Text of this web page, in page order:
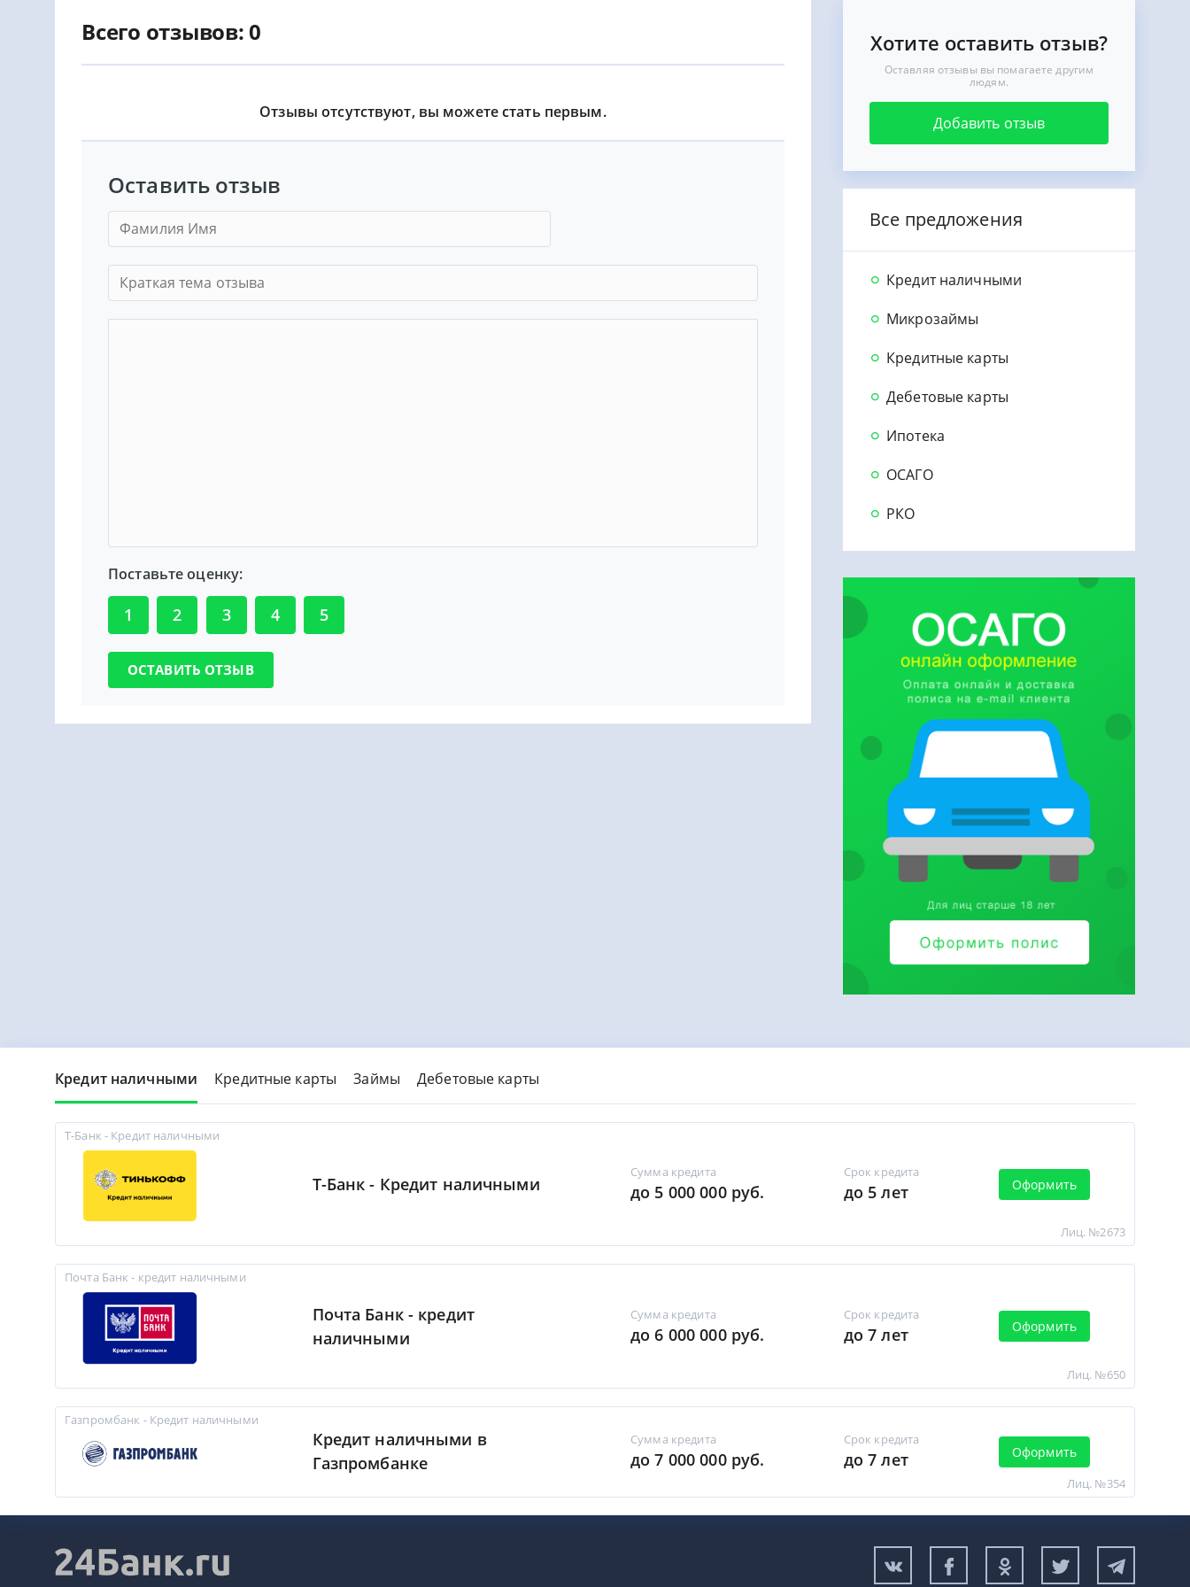
Всего отзывов: 0
Отзывы отсутствуют, вы можете стать первым.
Оставить отзыв
Поставьте оценку:
1 2 3 4 5
Хотите оставить отзыв?
Оставляя отзывы вы помагаете другим
людям.
Добавить отзыв
Все предложения
Кредит наличными
Микрозаймы
Кредитные карты
Дебетовые карты
Ипотека
ОСАГО
РКО
Кредит наличными Кредитные карты Займы Дебетовые карты
Т-Банк - Кредит наличными
Т-Банк - Кредит наличными
Сумма кредита
до 5 000 000 руб.
Срок кредита
до 5 лет Оформить
Лиц. №2673
Почта Банк - кредит наличными
Почта Банк - кредит
наличными
Сумма кредита
до 6 000 000 руб.
Срок кредита
до 7 лет Оформить
Лиц. №650
Газпромбанк - Кредит наличными
Кредит наличными в
Газпромбанке
Сумма кредита
до 7 000 000 руб.
Срок кредита
до 7 лет Оформить
Лиц. №354